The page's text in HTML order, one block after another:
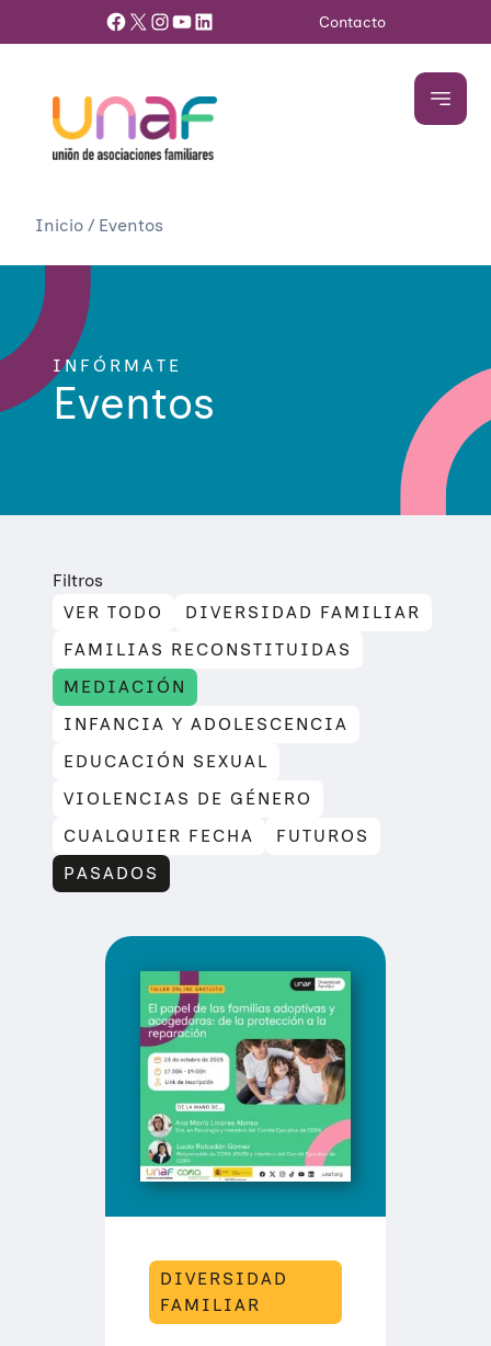
Facebook X InstagramYouTube LinkedIn Contacto
Inicio / Eventos
INFÓRMATE
Eventos
Filtros
VER TODO
DIVERSIDAD FAMILIAR
FAMILIAS RECONSTITUIDAS
MEDIACIÓN
INFANCIA Y ADOLESCENCIA
EDUCACIÓN SEXUAL
VIOLENCIAS DE GÉNERO
CUALQUIER FECHA
FUTUROS
PASADOS
DIVERSIDAD
FAMILIAR